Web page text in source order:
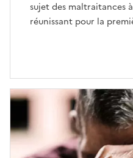
sujet des maltraitances
réunissant pour la